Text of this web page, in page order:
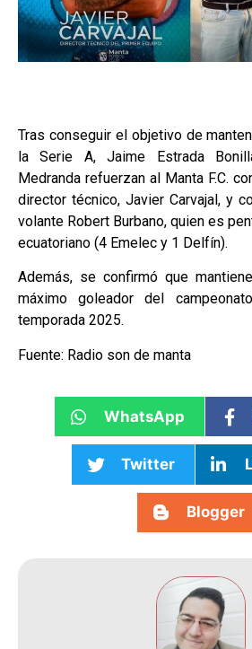
Tras conseguir el objetivo de
la Serie A, Jaime Estrada
Medranda refuerzan al Manta F.C.
director técnico, Javier Carvajal, y
volante Robert Burbano, quien es
ecuatoriano (4 Emelec y 1 Delfín).
Además, se confirmó que
máximo goleador del
temporada 2025.
Fuente: Radio son de manta
WhatsApp
Twitter
Blogger